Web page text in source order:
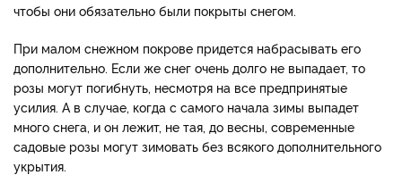
чтобы они обязательно были покрыты снегом.
При малом снежном покрове придется набрасывать его
дополнительно. Если же снег очень долго не выпадает, то
розы могут погибнуть, несмотря на все предпринятые
усилия. А в случае, когда с самого начала зимы выпадет
много снега, и он лежит, не тая, до весны, современные
садовые розы могут зимовать без всякого дополнительного
укрытия.